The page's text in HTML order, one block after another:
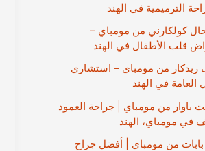
الترميمية في الهند
كولكارني من مومباي –
قلب الأطفال في الهند
ريدكار من مومباي – استشاري
العامة في الهند
باوار من مومباي | جراحة العمود
في مومباي، الهند
بابات من مومباي | أفضل جراح